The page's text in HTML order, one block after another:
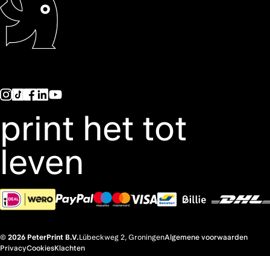
print het tot
leven
© 2026 PeterPrint B.V.Lübeckweg 2, GroningenAlgemene voorwaarden
PrivacyCookiesKlachten